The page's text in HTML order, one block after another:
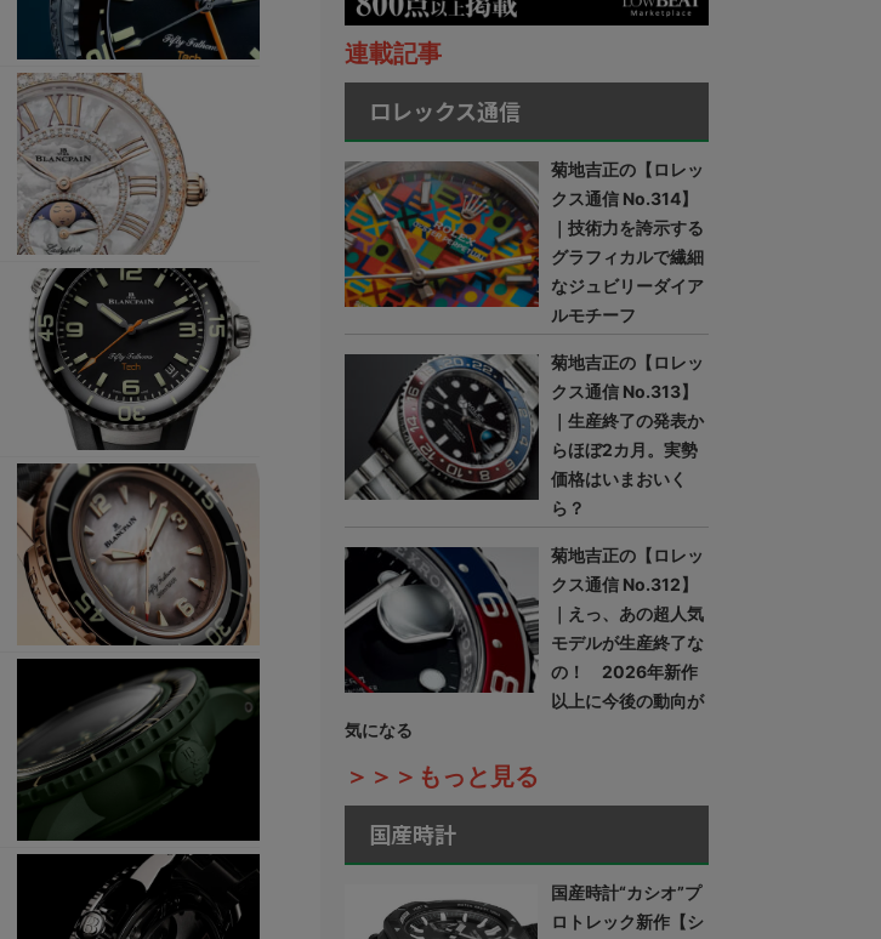
連載記事
ロレックス通信
菊地吉正の【ロレッ
クス通信 No.314】
｜技術力を誇示する
グラフィカルで繊細
なジュビリーダイア
ルモチーフ
菊地吉正の【ロレッ
クス通信 No.313】
｜生産終了の発表か
らほぼ2カ月。実勢
価格はいまおいく
ら？
菊地吉正の【ロレッ
クス通信 No.312】
｜えっ、あの超人気
モデルが生産終了な
の！ 2026年新作
以上に今後の動向が
気になる
＞＞＞もっと見る
国産時計
国産時計“カシオ”プ
ロトレック新作【シ